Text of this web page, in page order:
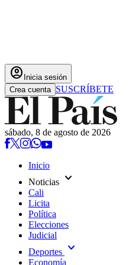
account_circle Inicia sesión
Crea cuenta SUSCRÍBETE
sábado, 8 de agosto de 2026
Inicio
Noticias expand_more
Cali
Licita
Política
Elecciones
Judicial
Deportes expand_more
Economía